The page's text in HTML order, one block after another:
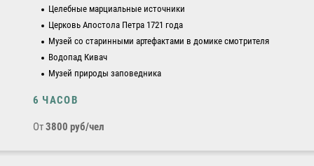
Целебные марциальные источники
Церковь Апостола Петра 1721 года
Музей со старинными артефактами в домике смотрителя
Водопад Кивач
Музей природы заповедника
6 ЧАСОВ
От3800 руб/чел